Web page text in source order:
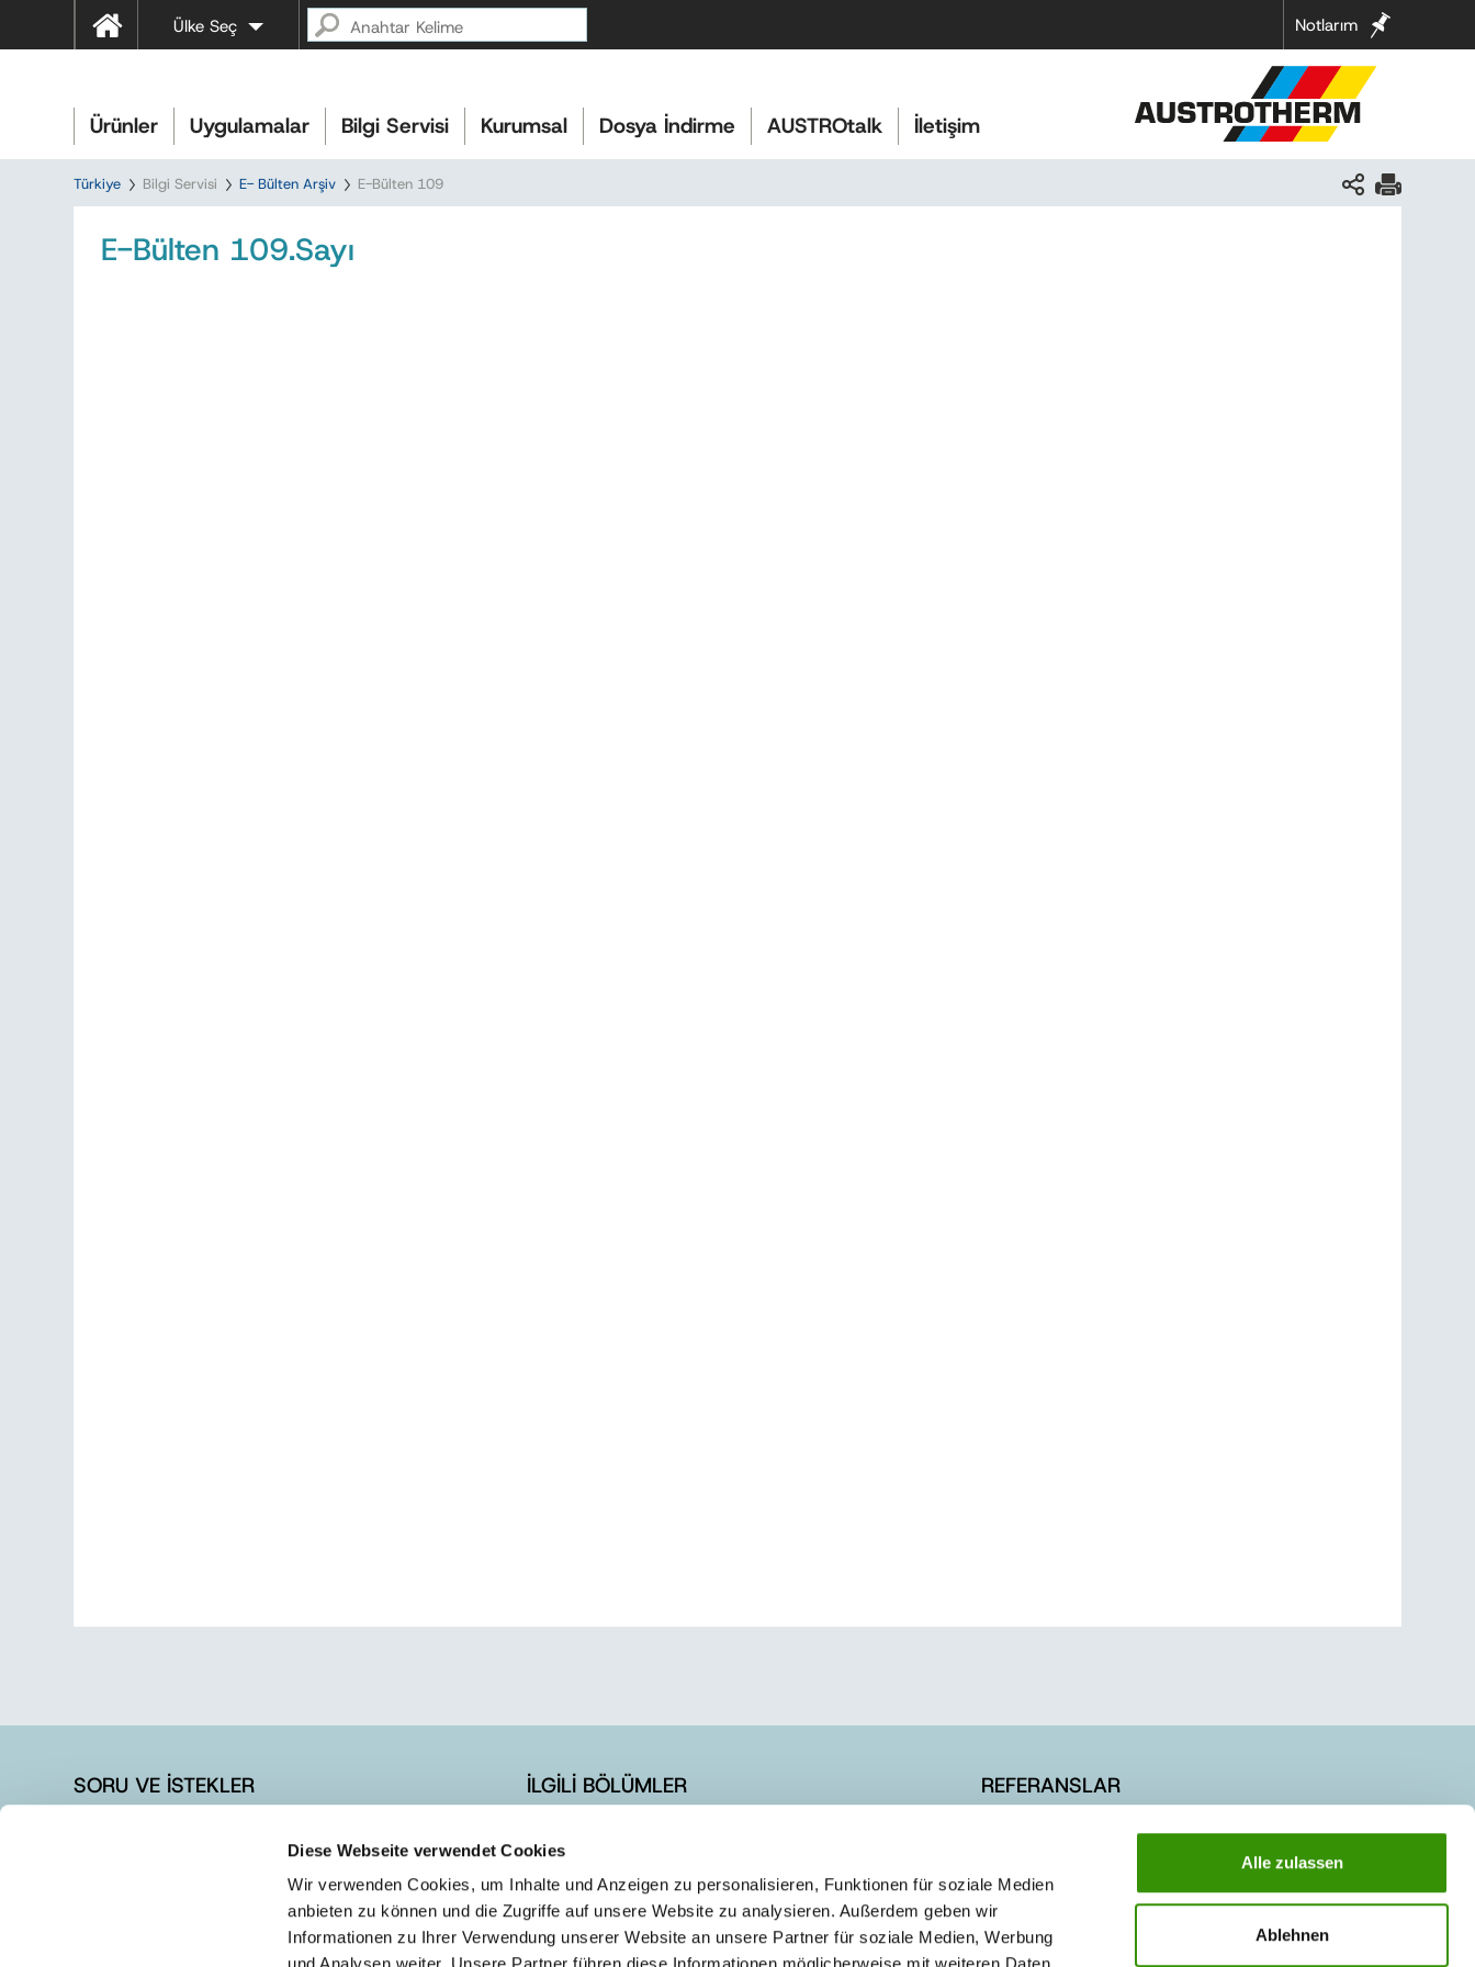
Diese Webseite verwendet Cookies
Wir verwenden Cookies, um Inhalte und Anzeigen zu personalisieren, Funktionen für soziale Medien
anbieten zu können und die Zugriffe auf unsere Website zu analysieren. Außerdem geben wir
Informationen zu Ihrer Verwendung unserer Website an unsere Partner für soziale Medien, Werbung
Alle zulassen
Ablehnen
Notlarım
Ülke Seç
Ürünler Uygulamalar Bilgi Servisi Kurumsal Dosya İndirme AUSTROtalk İletişim
Türkiye Bilgi Servisi E- Bülten Arşiv E-Bülten 109
E-Bülten 109.Sayı
SORU VE İSTEKLER
İLGİLİ BÖLÜMLER
E-BÜLTEN ÜYELİK
REFERANSLAR